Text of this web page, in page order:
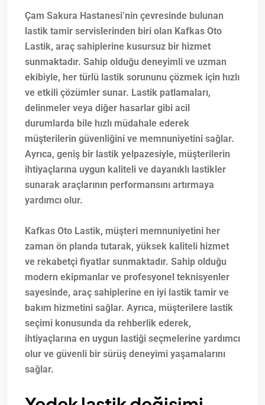
Çam Sakura Hastanesi’nin çevresinde bulunan
lastik tamir servislerinden biri olan Kafkas Oto
Lastik, araç sahiplerine kusursuz bir hizmet
sunmaktadır. Sahip olduğu deneyimli ve uzman
ekibiyle, her türlü lastik sorununu çözmek için hızlı
ve etkili çözümler sunar. Lastik patlamaları,
delinmeler veya diğer hasarlar gibi acil
durumlarda bile hızlı müdahale ederek
müşterilerin güvenliğini ve memnuniyetini sağlar.
Ayrıca, geniş bir lastik yelpazesiyle, müşterilerin
ihtiyaçlarına uygun kaliteli ve dayanıklı lastikler
sunarak araçlarının performansını artırmaya
yardımcı olur.
Kafkas Oto Lastik, müşteri memnuniyetini her
zaman ön planda tutarak, yüksek kaliteli hizmet
ve rekabetçi fiyatlar sunmaktadır. Sahip olduğu
modern ekipmanlar ve profesyonel teknisyenler
sayesinde, araç sahiplerine en iyi lastik tamir ve
bakım hizmetini sağlar. Ayrıca, müşterilere lastik
seçimi konusunda da rehberlik ederek,
ihtiyaçlarına en uygun lastiği seçmelerine yardımcı
olur ve güvenli bir sürüş deneyimi yaşamalarını
sağlar.